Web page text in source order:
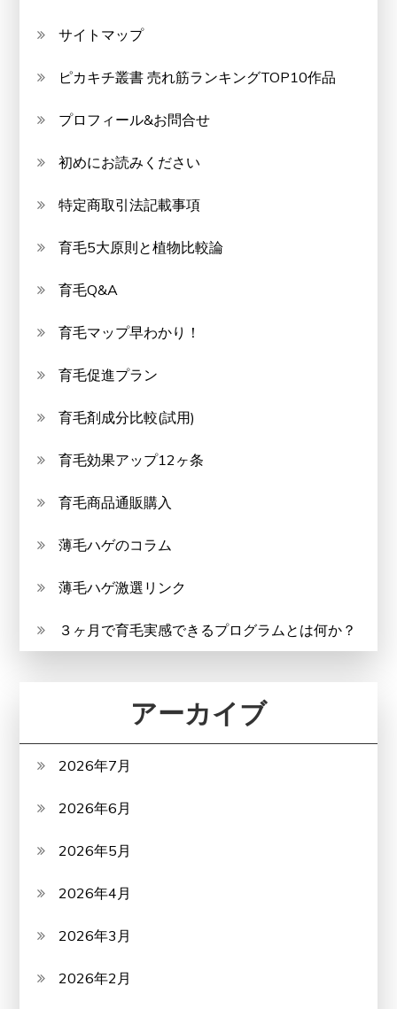
サイトマップ
ピカキチ叢書 売れ筋ランキングTOP10作品
プロフィール&お問合せ
初めにお読みください
特定商取引法記載事項
育毛5大原則と植物比較論
育毛Q&A
育毛マップ早わかり！
育毛促進プラン
育毛剤成分比較(試用)
育毛効果アップ12ヶ条
育毛商品通販購入
薄毛ハゲのコラム
薄毛ハゲ激選リンク
３ヶ月で育毛実感できるプログラムとは何か？
アーカイブ
2026年7月
2026年6月
2026年5月
2026年4月
2026年3月
2026年2月